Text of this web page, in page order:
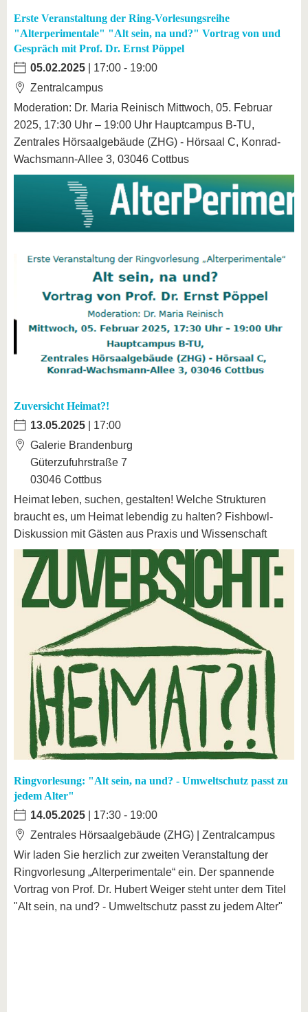
Erste Veranstaltung der Ring-Vorlesungsreihe
"Alterperimentale" "Alt sein, na und?" Vortrag von und
Gespräch mit Prof. Dr. Ernst Pöppel
05.02.2025 | 17:00 - 19:00
Zentralcampus
Moderation: Dr. Maria Reinisch Mittwoch, 05. Februar
2025, 17:30 Uhr – 19:00 Uhr Hauptcampus B-TU,
Zentrales Hörsaalgebäude (ZHG) - Hörsaal C, Konrad-
Wachsmann-Allee 3, 03046 Cottbus
Zuversicht Heimat?!
13.05.2025 | 17:00
Galerie Brandenburg
Güterzufuhrstraße 7
03046 Cottbus
Heimat leben, suchen, gestalten! Welche Strukturen
braucht es, um Heimat lebendig zu halten? Fishbowl-
Diskussion mit Gästen aus Praxis und Wissenschaft
Ringvorlesung: "Alt sein, na und? - Umweltschutz passt zu
jedem Alter"
14.05.2025 | 17:30 - 19:00
Zentrales Hörsaalgebäude (ZHG) | Zentralcampus
Wir laden Sie herzlich zur zweiten Veranstaltung der
Ringvorlesung „Alterperimentale“ ein. Der spannende
Vortrag von Prof. Dr. Hubert Weiger steht unter dem Titel
"Alt sein, na und? - Umweltschutz passt zu jedem Alter"